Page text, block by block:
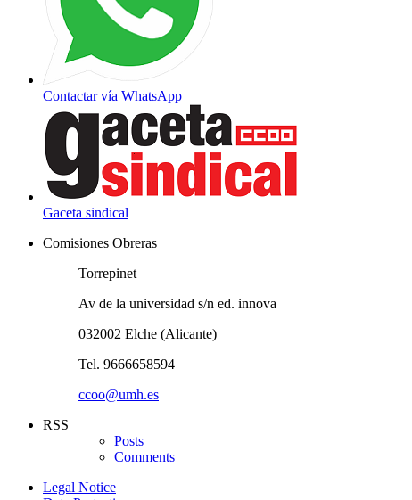
Contactar vía WhatsApp
Gaceta sindical
Comisiones Obreras
Torrepinet
Av de la universidad s/n ed. innova
032002 Elche (Alicante)
Tel. 9666658594
ccoo@umh.es
RSS
Posts
Comments
Legal Notice